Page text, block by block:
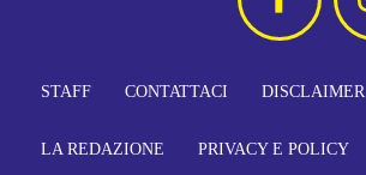
STAFF CONTATTACI DISCLAIMER
LA REDAZIONE PRIVACY E POLICY